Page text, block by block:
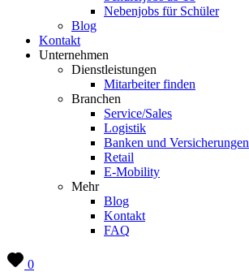
Nebenjobs für Schüler
Blog
Kontakt
Unternehmen
Dienstleistungen
Mitarbeiter finden
Branchen
Service/Sales
Logistik
Banken und Versicherungen
Retail
E-Mobility
Mehr
Blog
Kontakt
FAQ
0